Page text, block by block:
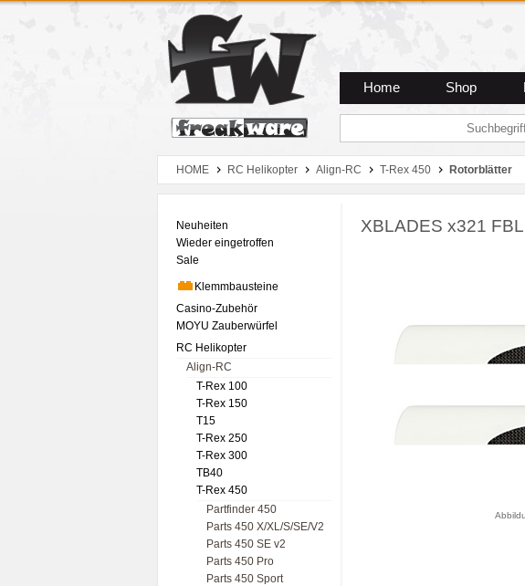
Zum Hauptmenue
Zum Seiteninhalt
Zum Warenkob
Home Shop
HOME RC Helikopter Align-RC T-Rex 450 Rotorblätter
Neuheiten
Wieder eingetroffen
Sale
Klemmbausteine
Casino-Zubehör
MOYU Zauberwürfel
RC Helikopter
Align-RC
T-Rex 100
T-Rex 150
T15
T-Rex 250
T-Rex 300
TB40
T-Rex 450
Partfinder 450
Parts 450 X/XL/S/SE/V2
Parts 450 SE v2
Parts 450 Pro
Parts 450 Sport
XBLADES x321 FBL